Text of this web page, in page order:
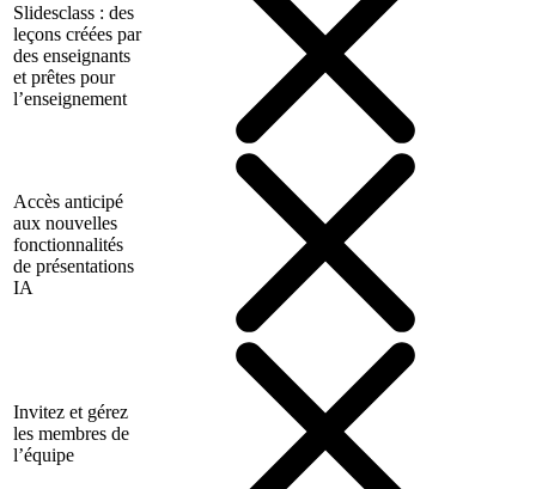
Slidesclass : des
leçons créées par
des enseignants
et prêtes pour
l’enseignement
Accès anticipé
aux nouvelles
fonctionnalités
de présentations
IA
Invitez et gérez
les membres de
l’équipe